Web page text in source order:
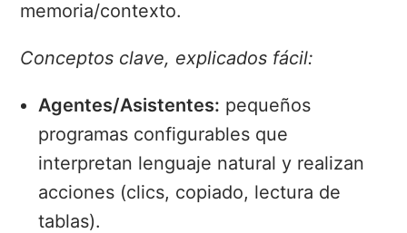
memoria/contexto.
Conceptos clave, explicados fácil:
Agentes/Asistentes: pequeños
programas configurables que
interpretan lenguaje natural y realizan
acciones (clics, copiado, lectura de
tablas).